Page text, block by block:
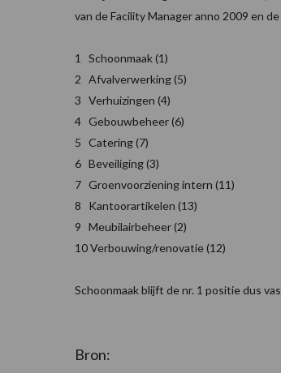
van de Facility Manager anno 2009 en
1 Schoonmaak (1)
2 Afvalverwerking (5)
3 Verhuizingen (4)
4 Gebouwbeheer (6)
5 Catering (7)
6 Beveiliging (3)
7 Groenvoorziening intern (11)
8 Kantoorartikelen (13)
9 Meubilairbeheer (2)
10 Verbouwing/renovatie (12)
Schoonmaak blijft de nr. 1 positie dus
Bron: